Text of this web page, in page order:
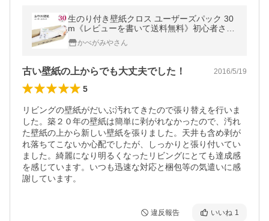
生のり付き壁紙クロス ユーザーズパック 30
m《レビューを書いて送料無料》初心者さん
用セット
かべがみやさん
古い壁紙の上からでも大丈夫でした！ 2016/5/19
5
リビングの壁紙がだいぶ汚れてきたので張り替えを行いま
した。築２０年の壁紙は簡単に剥がれなかったので、汚れ
た壁紙の上から新しい壁紙を張りました。天井も含め剥が
れ落ちてこないか心配でしたが、しっかりと張り付いてい
ました。綺麗になり明るくなったリビングにとても達成感
を感じています。いつも迅速な対応と梱包等の気遣いに感
謝しています。
違反報告 いいね 1